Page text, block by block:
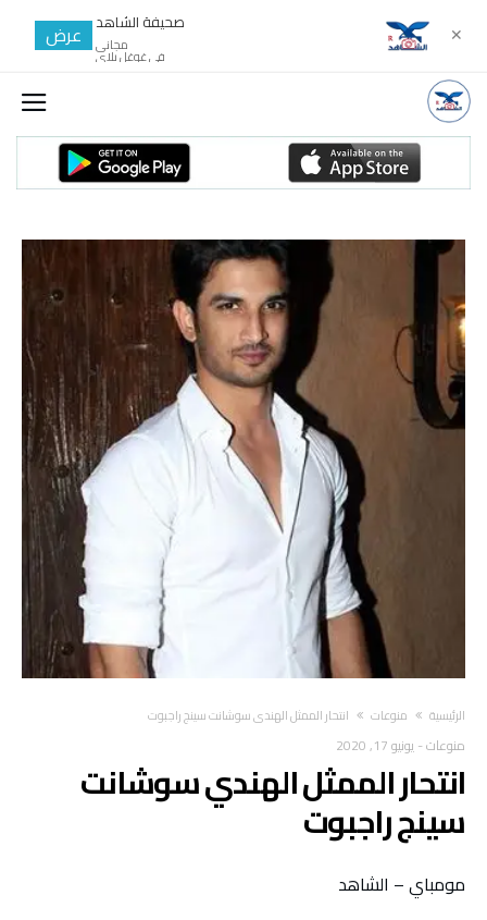
‫الرئيسية‬ منوعات انتحار الممثل الهندي سوشانت سينج راجبوت
منوعات-يونيو 17, 2020
انتحار الممثل الهندي سوشانت
سينج راجبوت
مومباي – الشاهد
✕ صحيفة الشاهد
مجانى
في غوغل بلاي
عرض